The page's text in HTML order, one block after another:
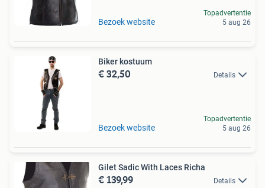
Bezoek website
Topadvertentie
5 aug 26
Biker kostuum
€ 32,50 Details
Bezoek website
Topadvertentie
5 aug 26
Gilet Sadic With Laces Richa
€ 139,99 Details